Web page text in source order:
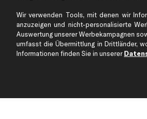
Über kfzteile24
Über uns
Wir verwenden Tools, mit denen wir
anzuzeigen und nicht-personalisierte
Auswertung unserer Werbekampagnen
umfasst die Übermittlung in Drittländer,
Informationen finden Sie in unserer